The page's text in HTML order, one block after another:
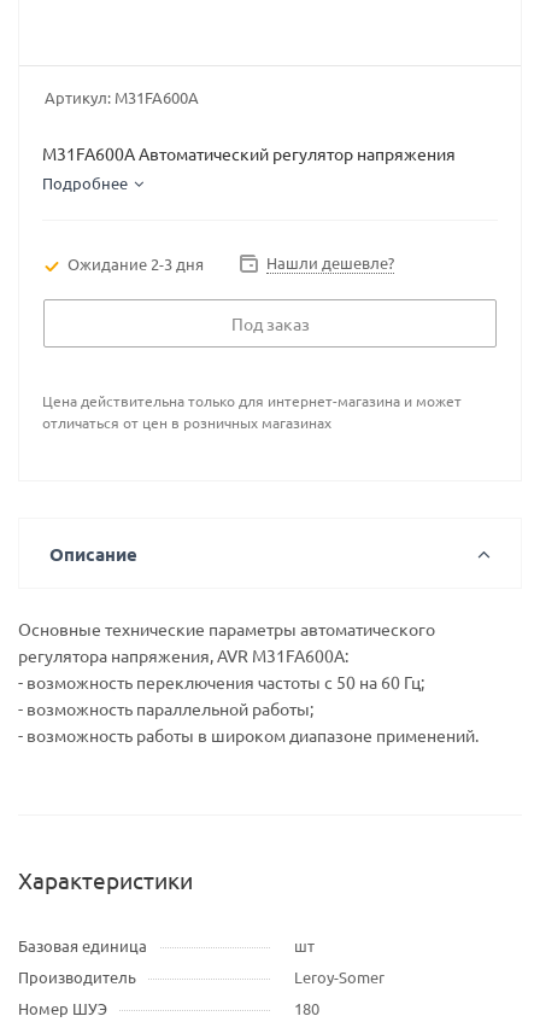
Артикул: M31FA600A
M31FA600A Автоматический регулятор напряжения
Подробнее
Ожидание 2-3 дня Нашли дешевле?
Под заказ
Цена действительна только для интернет-магазина и может
отличаться от цен в розничных магазинах
Описание
Основные технические параметры автоматического
регулятора напряжения, AVR M31FA600A:
- возможность переключения частоты с 50 на 60 Гц;
- возможность параллельной работы;
- возможность работы в широком диапазоне применений.
Характеристики
Базовая единица
шт
Производитель
Leroy-Somer
Номер ШУЭ
180